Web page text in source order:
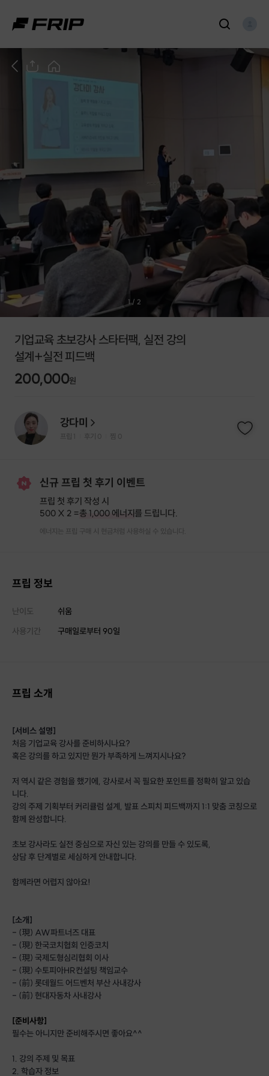
1/ 2
기업교육 초보강사 스타터팩, 실전 강의
설계+실전 피드백
200,000원
강다미
프립 후기 0 찜 0
신규 프립 첫 후기 이벤트
프립 첫 후기 작성 시
500 X 2 =총 1,000 에너지를 드립니다.
에너지는 프립 구매 시 현금처럼 사용하실 수 있습니다.
프립 정보
난이도
쉬움
사용기간
구매일로부터 90일
프립 소개
[서비스 설명]
처음 기업교육 강사를 준비하시나요?
혹은 강의를 하고 있지만 뭔가 부족하게 느껴지시나요?
저 역시 같은 경험을 했기에, 강사로서 꼭 필요한 포인트를 정확히 알고 있습
니다.
강의 주제 기획부터 커리큘럼 설계, 발표 스피치 피드백까지 1:1 맞춤 코칭으로
함께 완성합니다.
초보 강사라도 실전 중심으로 자신 있는 강의를 만들 수 있도록,
상담 후 단계별로 세심하게 안내합니다.
함께라면 어렵지 않아요!
[소개]
- (現) AW파트너즈 대표
- (現) 한국코치협회 인증코치
- (現) 국제도형심리협회 이사
- (現) 수토피아HR컨설팅 책임교수
- (前) 롯데월드 어드벤처 부산 사내강사
- (前) 현대자동차 사내강사
[준비사항]
필수는 아니지만 준비해주시면 좋아요^^
1. 강의 주제 및 목표
2. 학습자 정보